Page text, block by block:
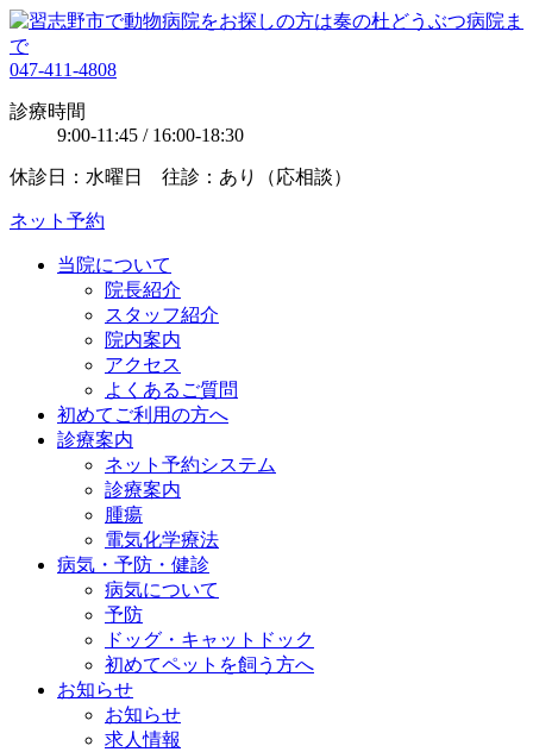
047-411-4808
診療時間
9:00-11:45 / 16:00-18:30
休診日：水曜日 往診：あり（応相談）
ネット予約
当院について
院長紹介
スタッフ紹介
院内案内
アクセス
よくあるご質問
初めてご利用の方へ
診療案内
ネット予約システム
診療案内
腫瘍
電気化学療法
病気・予防・健診
病気について
予防
ドッグ・キャットドック
初めてペットを飼う方へ
お知らせ
お知らせ
求人情報